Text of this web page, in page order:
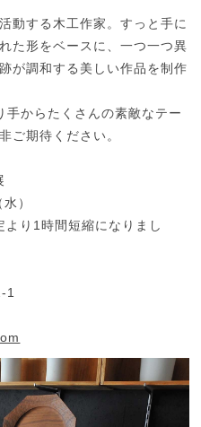
動する木工作家。すっと手に
た形をベースに、一つ一つ異
が調和する美しい作品を制作
手からたくさんの素敵なテー
ご期待ください。
）
り1時間短縮になりまし
1